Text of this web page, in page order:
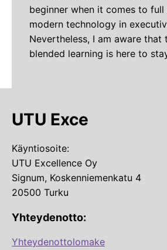
beginner when it comes to
modern technology in
Nevertheless, I am aware
blended learning is here to
UTU Exce
Käyntiosoite:
UTU Excellence Oy
Signum, Koskenniemenkatu 4
20500 Turku
Yhteydenotto:
Yhteydenottolomake